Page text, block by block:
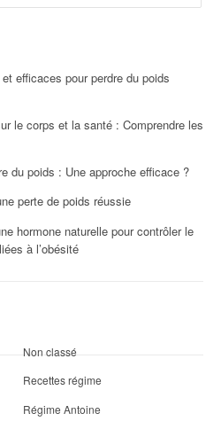
efficaces pour perdre du poids
le corps et la santé : Comprendre les
du poids : Une approche efficace ?
perte de poids réussie
hormone naturelle pour contrôler le
à l’obésité
Non classé
Recettes régime
Régime Antoine